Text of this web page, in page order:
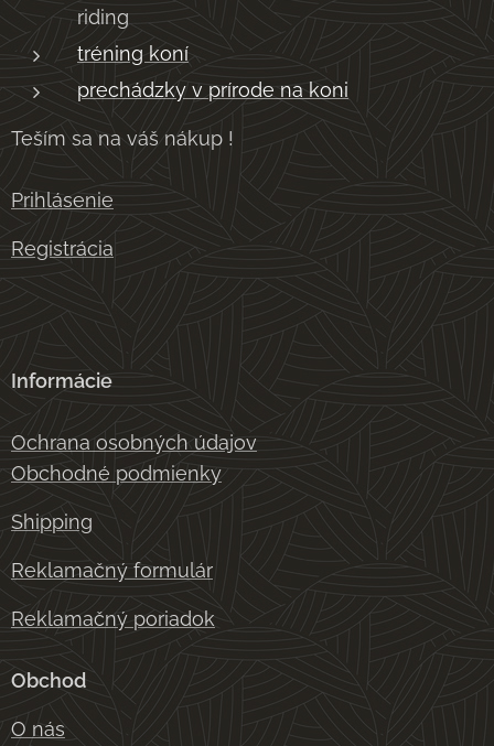
riding
tréning koní
prechádzky v prírode na koni
Teším sa na váš nákup !
Prihlásenie
Registrácia
Informácie
Ochrana osobných údajov
Obchodné podmienky
Shipping
Reklamačný formulár
Reklamačný poriadok
Obchod
O nás